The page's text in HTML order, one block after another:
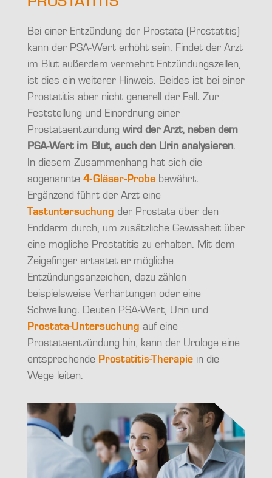
Bei einer Entzündung der Prostata ( Prostatitis)
kann der PSA-Wert erhöht sein. Findet der Arzt
im Blut außerdem vermehrt Entzündungszellen,
ist dies ein weiterer Hinweis. Beides ist bei einer
Prostatitis aber nicht generell der Fall. Zur
Feststellung und Einordnung einer
Prostataentzündung wird der Arzt, neben dem
PSA-Wert im Blut, auch den Urin analysieren.
In diesem Zusammenhang hat sich die
sogenannte 4-Gläser-Probebewährt.
Ergänzend führt der Arzt eine
Tastuntersuchung der Prostata über den
Enddarm durch, um zusätzliche Gewissheit über
eine mögliche Prostatitis zu erhalten. Mit dem
Zeigefinger ertastet er mögliche
Entzündungsanzeichen, dazu zählen
beispielsweise Verhärtungen oder eine
Schwellung. Deuten PSA-Wert, Urin und
Prostata-Untersuchung auf eine
Prostataentzündung hin, kann der Urologe eine
entsprechende Prostatitis-Therapiein die
Wege leiten.